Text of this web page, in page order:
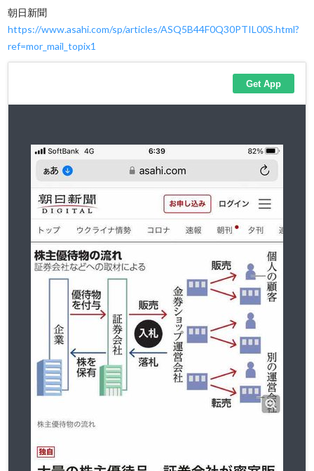
朝日新聞
https://www.asahi.com/sp/articles/ASQ5B44F0Q30PTIL00S.html?
ref=mor_mail_topix1